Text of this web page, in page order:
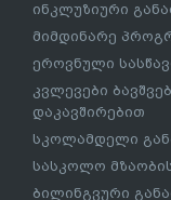
ინკლუზიური
მიმდინარე
ეროვნული
კვლევები
დაკავშირებით
სკოლამდელი
სასკოლო
ბილინგვური